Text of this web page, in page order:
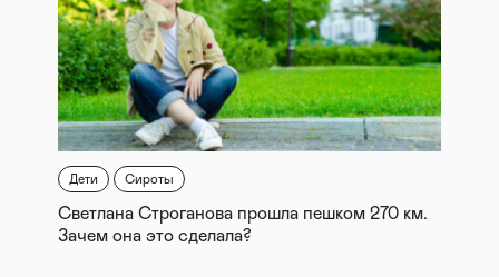
Дети Сироты
Светлана Строганова прошла пешком 270 км.
Зачем она это сделала?